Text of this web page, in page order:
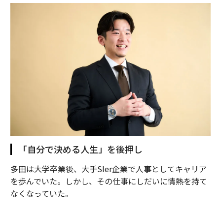
「自分で決める人生」を後押し
多田は大学卒業後、大手SIer企業で人事としてキャリア
を歩んでいた。しかし、その仕事にしだいに情熱を持て
なくなっていた。